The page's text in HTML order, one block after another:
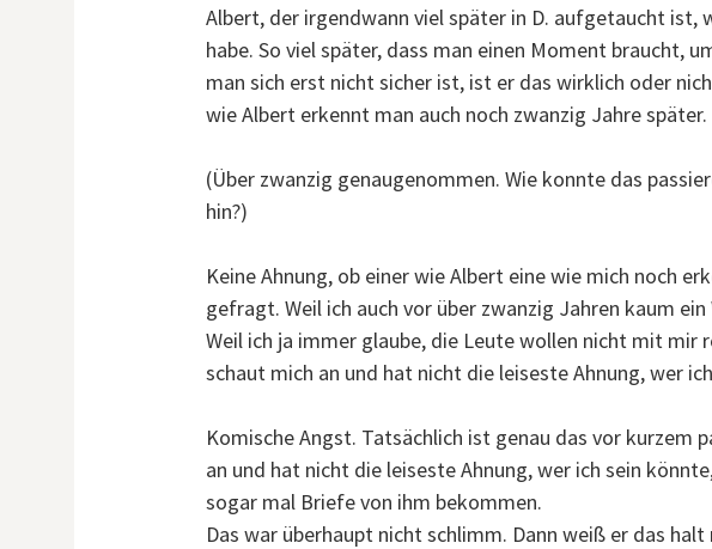
Albert, der irgendwann viel später in D. aufgetaucht ist,
habe. So viel später, dass man einen Moment braucht,
man sich erst nicht sicher ist, ist er das wirklich oder
wie Albert erkennt man auch noch zwanzig Jahre später.
(Über zwanzig genaugenommen. Wie konnte das
hin?)
Keine Ahnung, ob einer wie Albert eine wie mich noch
gefragt. Weil ich auch vor über zwanzig Jahren kaum
Weil ich ja immer glaube, die Leute wollen nicht mit mir
schaut mich an und hat nicht die leiseste Ahnung, wer
Komische Angst. Tatsächlich ist genau das vor kurzem
an und hat nicht die leiseste Ahnung, wer ich sein
sogar mal Briefe von ihm bekommen.
Das war überhaupt nicht schlimm. Dann weiß er das halt